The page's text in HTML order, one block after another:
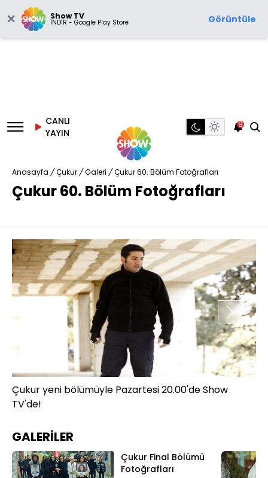
Show TV
İNDİR - Google Play Store Görüntüle
CANLI
YAYIN
9
Anasayfa / Çukur / Galeri / Çukur 60. Bölüm Fotoğrafları
Çukur 60. Bölüm Fotoğrafları
Çukur yeni bölümüyle Pazartesi 20.00'de Show
TV'de!
GALERİLER
Çukur Final Bölümü
Fotoğrafları